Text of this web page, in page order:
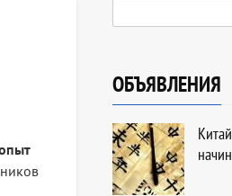
ОБЪЯВЛЕНИЯ